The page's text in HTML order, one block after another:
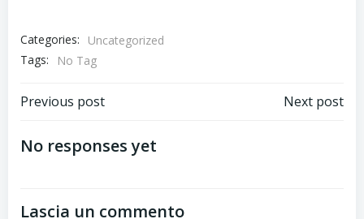
Categories:
Uncategorized
Tags:
No Tag
Post
navigation
Previous post Next post
No responses yet
Lascia un commento